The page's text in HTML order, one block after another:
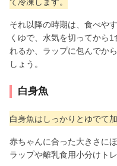
それ以降の時期は、食べや
くゆで、水気を切ってから
れるか、ラップに包んでか
しょう。
白身魚
白身魚はしっかりとゆでて
赤ちゃんに合った大きさに
ラップや離乳食用小分けト